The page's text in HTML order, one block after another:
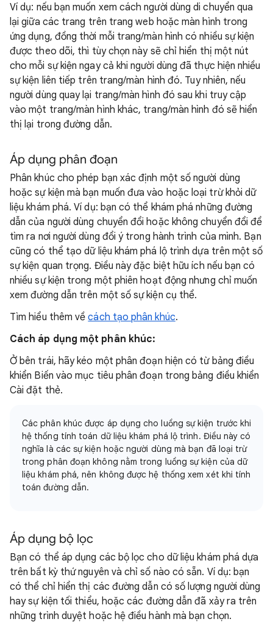
Ví dụ: nếu bạn muốn xem cách người dùng di chuyển qua
lại giữa các trang trên trang web hoặc màn hình trong
ứng dụng, đồng thời mỗi trang/màn hình có nhiều sự kiện
được theo dõi, thì tùy chọn này sẽ chỉ hiển thị một nút
cho mỗi sự kiện ngay cả khi người dùng đã thực hiện nhiều
sự kiện liên tiếp trên trang/màn hình đó. Tuy nhiên, nếu
người dùng quay lại trang/màn hình đó sau khi truy cập
vào một trang/màn hình khác, trang/màn hình đó sẽ hiển
thị lại trong đường dẫn.
Áp dụng phân đoạn
Phân khúc cho phép bạn xác định một số người dùng
hoặc sự kiện mà bạn muốn đưa vào hoặc loại trừ khỏi dữ
liệu khám phá. Ví dụ: bạn có thể khám phá những đường
dẫn của người dùng chuyển đổi hoặc không chuyển đổi để
tìm ra nơi người dùng đổi ý trong hành trình của mình. Bạn
cũng có thể tạo dữ liệu khám phá lộ trình dựa trên một số
sự kiện quan trọng. Điều này đặc biệt hữu ích nếu bạn có
nhiều sự kiện trong một phiên hoạt động nhưng chỉ muốn
xem đường dẫn trên một số sự kiện cụ thể.
Tìm hiểu thêm vềcách tạo phân khúc.
Cách áp dụng một phân khúc:
Ở bên trái, hãy kéo một phân đoạn hiện có từ bảng điều
khiển Biến vào mục tiêu phân đoạn trong bảng điều khiển
Cài đặt thẻ.
Các phân khúc được áp dụng cho luồng sự kiện trước khi
hệ thống tính toán dữ liệu khám phá lộ trình. Điều này có
nghĩa là các sự kiện hoặc người dùng mà bạn đã loại trừ
trong phân đoạn không nằm trong luồng sự kiện của dữ
liệu khám phá, nên không được hệ thống xem xét khi tính
toán đường dẫn.
Áp dụng bộ lọc
Bạn có thể áp dụng các bộ lọc cho dữ liệu khám phá dựa
trên bất kỳ thứ nguyên và chỉ số nào có sẵn. Ví dụ: bạn
có thể chỉ hiển thị các đường dẫn có số lượng người dùng
hay sự kiện tối thiểu, hoặc các đường dẫn đã xảy ra trên
những trình duyệt hoặc hệ điều hành mà bạn chọn.